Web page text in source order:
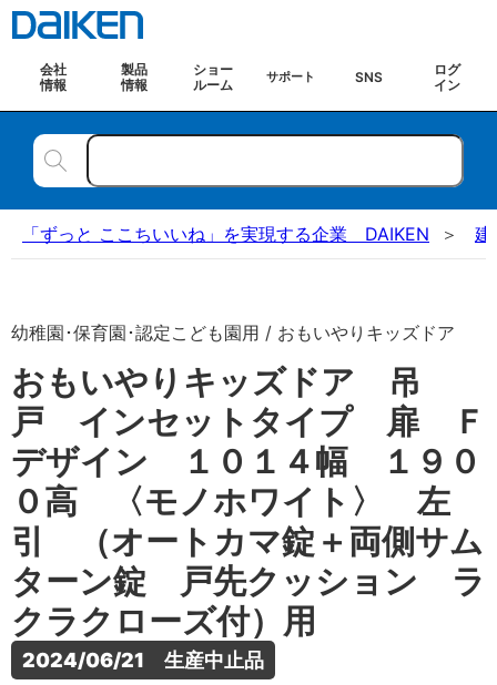
会社
情報
製品
情報
ショー
ルーム
サポート SNS
ログ
イン
「ずっと ここちいいね」を実現する企業 DAIKEN 建
幼稚園･保育園･認定こども園用 / おもいやりキッズドア
おもいやりキッズドア 吊
戸 インセットタイプ 扉 Ｆ
デザイン １０１４幅 １９０
０高 〈モノホワイト〉 左
引 （オートカマ錠＋両側サム
ターン錠 戸先クッション ラ
クラクローズ付）用
2024/06/21　生産中止品